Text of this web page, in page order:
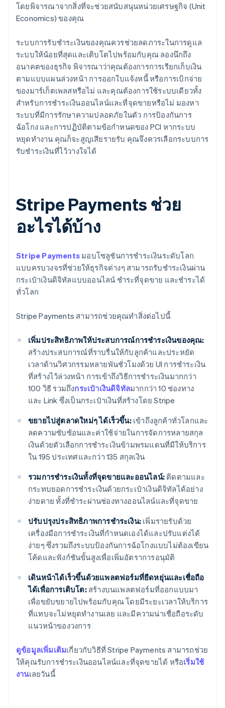
โดยพิจารณาจากสิ่งที่จะช่วยสนับสนุนหน่วยเศรษฐกิจ (Unit
Economics) ของคุณ
ระบบการรับชำระเงินของคุณควรช่วยลดภาระในการดูแล
ระบบให้น้อยที่สุดและเติบโตไปพร้อมกับคุณ ลองนึกถึง
อนาคตของธุรกิจ พิจารณาว่าคุณต้องการการเรียกเก็บเงิน
ตามแบบแผนล่วงหน้า การออกใบแจ้งหนี้ หรือการเบิกจ่าย
ของมาร์เก็ตเพลสหรือไม่ และคุณต้องการใช้ระบบเดียวทั้ง
สำหรับการชำระเงินออนไลน์และที่จุดขายหรือไม่ มองหา
ระบบที่มีการรักษาความปลอดภัยในตัว การป้องกันการ
ฉ้อโกง และการปฏิบัติตามข้อกำหนดของ PCI หากระบบ
หยุดทำงาน คุณก็จะสูญเสียรายรับ คุณจึงควรเลือกระบบการ
รับชำระเงินที่ไว้วางใจได้
Stripe Payments ช่วย
อะไรได้บ้าง
Stripe Payments มอบโซลูชันการชำระเงินระดับโลก
แบบครบวงจรที่ช่วยให้ธุรกิจต่างๆ สามารถรับชำระเงินผ่าน
กระเป๋าเงินดิจิทัลแบบออนไลน์ ชำระที่จุดขาย และชำระได้
ทั่วโลก
Stripe Payments สามารถช่วยคุณทำสิ่งต่อไปนี้
เพิ่มประสิทธิภาพให้ประสบการณ์การชำระเงินของคุณ:
สร้างประสบการณ์ที่ราบรื่นให้กับลูกค้าและประหยัด
เวลาด้านวิศวกรรมหลายพันชั่วโมงด้วย UI การชำระเงิน
ที่สร้างไว้ล่วงหน้า การเข้าถึงวิธีการชำระเงินมากกว่า
100 วิธี รวมถึงกระเป๋าเงินดิจิทัลมากกว่า 10 ช่องทาง
และ Link ซึ่งเป็นกระเป๋าเงินที่สร้างโดย Stripe
ขยายไปสู่ตลาดใหม่ๆ ได้เร็วขึ้น:เข้าถึงลูกค้าทั่วโลกและ
ลดความซับซ้อนและค่าใช้จ่ายในการจัดการหลายสกุล
เงินด้วยตัวเลือกการชำระเงินข้ามพรมแดนที่มีให้บริการ
ใน 195 ประเทศและกว่า 135 สกุลเงิน
รวมการชำระเงินทั้งที่จุดขายและออนไลน์: ติดตามและ
กระทบยอดการชำระเงินด้วยกระเป๋าเงินดิจิทัลได้อย่าง
ง่ายดาย ทั้งที่ชำระผ่านช่องทางออนไลน์และที่จุดขาย
ปรับปรุงประสิทธิภาพการชำระเงิน: เพิ่มรายรับด้วย
เครื่องมือการชำระเงินที่กำหนดเองได้และปรับแต่งได้
ง่ายๆ ซึ่งรวมถึงระบบป้องกันการฉ้อโกงแบบไม่ต้องเขียน
โค้ดและฟังก์ชันขั้นสูงเพื่อเพิ่มอัตราการอนุมัติ
เดินหน้าได้เร็วขึ้นด้วยแพลตฟอร์มที่ยืดหยุ่นและเชื่อถือ
ได้เพื่อการเติบโต:สร้างบนแพลตฟอร์มที่ออกแบบมา
เพื่อขยับขยายไปพร้อมกับคุณ โดยมีระยะเวลาให้บริการ
ที่แทบจะไม่หยุดทำงานเลย และมีความน่าเชื่อถือระดับ
แนวหน้าของวงการ
ดูข้อมูลเพิ่มเติมเกี่ยวกับวิธีที่ Stripe Payments สามารถช่วย
ให้คุณรับการชำระเงินออนไลน์และที่จุดขายได้ หรือเริ่มใช้
งานเลยวันนี้
กรีซ
English
เขตบริหารพิเศษฮ่องกง ประเทศจีน